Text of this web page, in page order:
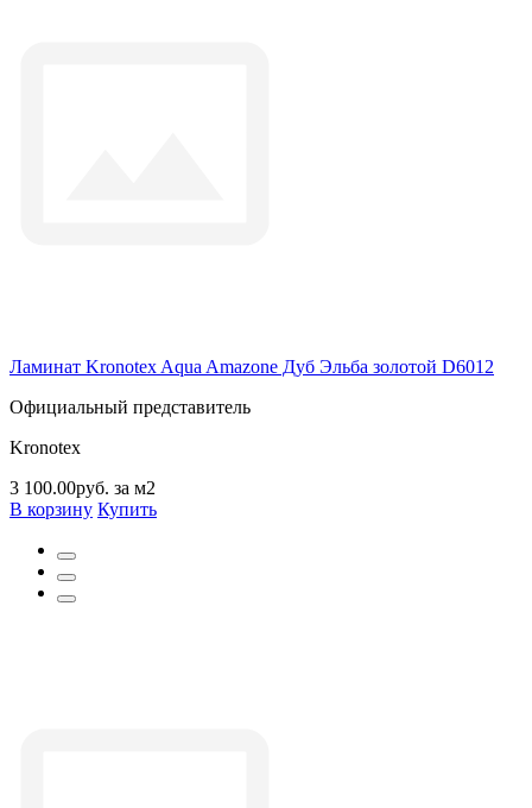
Ламинат Kronotex Aqua Amazone Дуб Эльба золотой D6012
Официальный представитель
Kronotex
3 100.00руб. за м2
В корзину Купить